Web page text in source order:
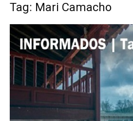
Tag: Mari Camacho